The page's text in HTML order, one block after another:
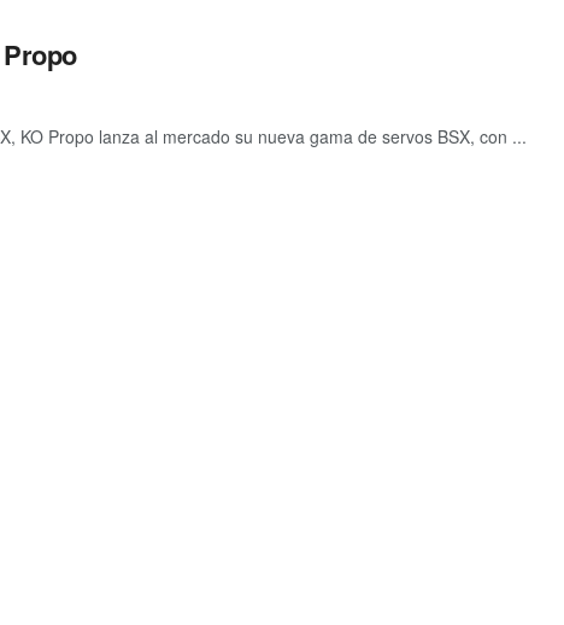
KO Propo lanza al mercado su nueva gama de servos BSX, con ...